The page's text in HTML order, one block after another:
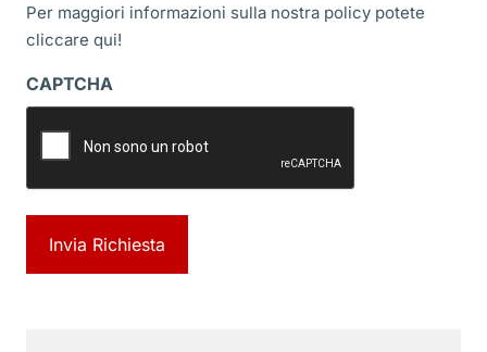
Per maggiori informazioni sulla nostra policy potete
cliccare qui!
CAPTCHA